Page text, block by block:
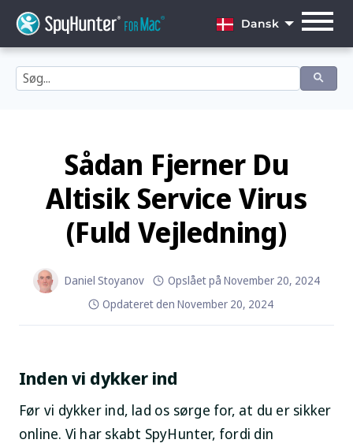
content
Dansk
English
Français
Italiano
Nederlands
Norsk
Português
Sådan Fjerner Du
Altisik Service Virus
(Fuld Vejledning)
Daniel Stoyanov Opslået på November 20, 2024
Opdateret den November 20, 2024
Inden vi dykker ind
Før vi dykker ind, lad os sørge for, at du er sikker
online. Vi har skabt SpyHunter, fordi din